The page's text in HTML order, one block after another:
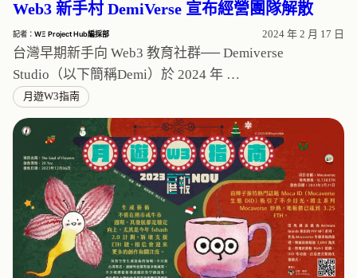
Web3 新手村 DemiVerse 宣布經營團隊解散
記者： WΞ Project Hub編採部 2024 年 2 月 17 日
台灣早期新手向 Web3 教育社群── Demiverse
Studio（以下簡稱Demi）於 2024 年 …
月遊W3指南